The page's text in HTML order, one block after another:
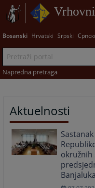
Bosanski Hrvatski Srpski
Napredna pretraga
Aktuelnosti
okružnih
Banjaluka